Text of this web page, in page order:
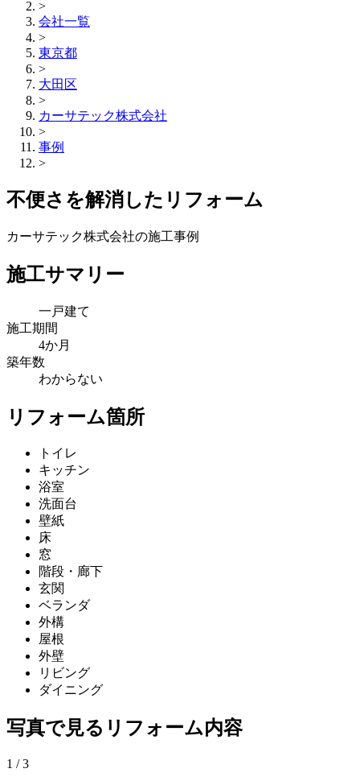
>
会社一覧
>
東京都
>
大田区
>
カーサテック株式会社
>
事例
>
不便さを解消したリフォーム
カーサテック株式会社の施工事例
施工サマリー
一戸建て
施工期間
4か月
築年数
わからない
リフォーム箇所
トイレ
キッチン
浴室
洗面台
壁紙
床
窓
階段・廊下
玄関
ベランダ
外構
屋根
外壁
リビング
ダイニング
写真で見るリフォーム内容
1 /3